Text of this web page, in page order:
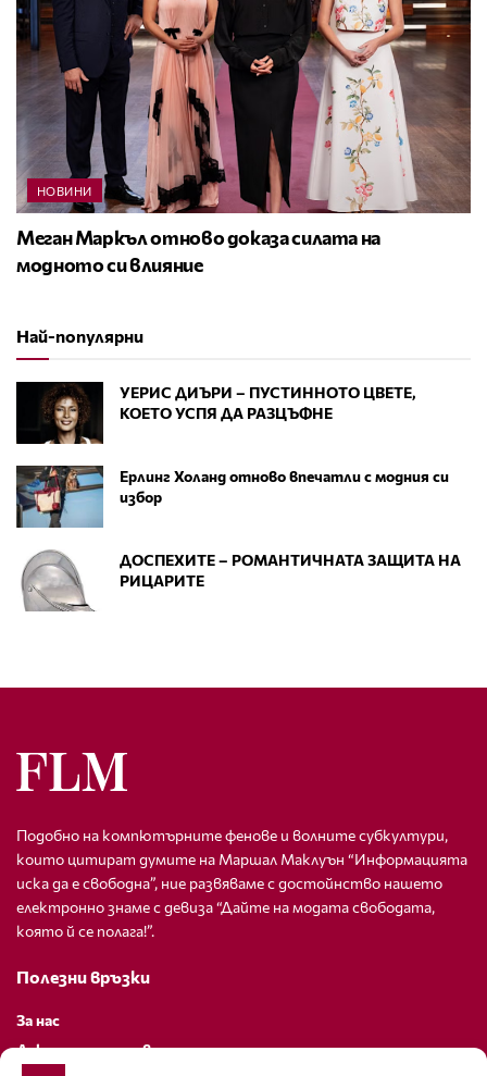
НОВИНИ
Меган Маркъл отново доказа силата на
модното си влияние
Най-популярни
УЕРИС ДИЪРИ – ПУСТИННОТО ЦВЕТЕ,
КОЕТО УСПЯ ДА РАЗЦЪФНЕ
Ерлинг Холанд отново впечатли с модния си
избор
ДОСПЕХИТЕ – РОМАНТИЧНАТА ЗАЩИТА НА
РИЦАРИТЕ
Подобно на компютърните фенове и волните субкултури,
които цитират думите на Маршал Маклуън “Информацията
иска да е свободна”, ние развяваме с достойнство нашето
електронно знаме с девиза “Дайте на модата свободата,
която й се полага!”.
Полезни връзки
За нас
Декларация за поверителност